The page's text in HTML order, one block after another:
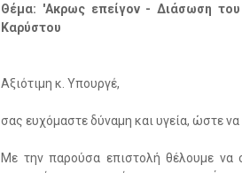
Θέμα: 'Ακρως επείγον - Διάσωση
Καρύστου
Αξιότιμη κ. Υπουργέ,
σας ευχόμαστε δύναμη και υγεία, ώστε
Με την παρούσα επιστολή θέλουμε να